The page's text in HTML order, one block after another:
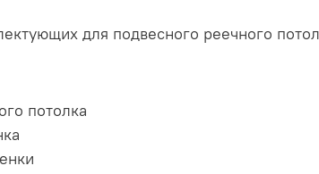
для подвесного реечного
потолка